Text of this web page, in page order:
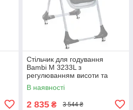
Стільчик для годування
Bambi M 3233L з
регулюванням висоти та
нахилу спинки Темно-сірий
В наявності
2 835 ₴ 3 544 ₴